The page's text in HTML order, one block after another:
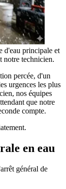
d'eau principale et
notre technicien.
percée, d'un
urgences les plus
nos équipes
que notre
compte.
en eau
général de